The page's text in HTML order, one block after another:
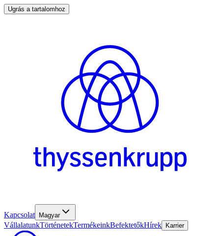
Ugrás a tartalomhoz
Kapcsolat Magyar
VállalatunkTörténetekTermékeinkBefektetőkHírek Karrier